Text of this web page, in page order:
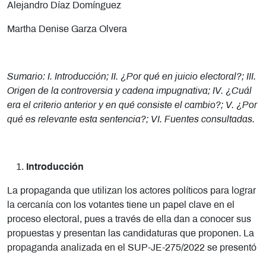
Alejandro Díaz Domínguez
Martha Denise Garza Olvera
Sumario: I. Introducción; II. ¿Por qué en juicio electoral?; III.
Origen de la controversia y cadena impugnativa; IV. ¿Cuál
era el criterio anterior y en qué consiste el cambio?; V. ¿Por
qué es relevante esta sentencia?; VI. Fuentes consultadas.
Introducción
La propaganda que utilizan los actores políticos para lograr
la cercanía con los votantes tiene un papel clave en el
proceso electoral, pues a través de ella dan a conocer sus
propuestas y presentan las candidaturas que proponen. La
propaganda analizada en el SUP-JE-275/2022 se presentó